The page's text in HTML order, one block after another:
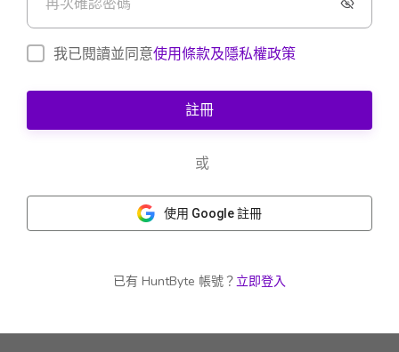
我已閱讀並同意使用條款及隱私權政策
註冊
或
使用 Google 註冊
已有 HuntByte 帳號？立即登入